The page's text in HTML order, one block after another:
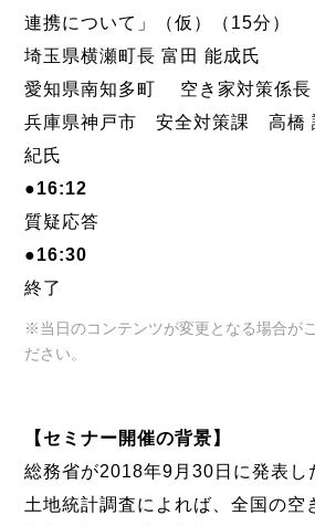
連携について」（仮）（15分）
埼玉県横瀬町長 富田 能成氏
愛知県南知多町 空き家対策係
兵庫県神戸市 安全対策課 高橋
紀氏
●16:12
質疑応答
●16:30
終了
※当日のコンテンツが変更となる場合が
ださい。
【セミナー開催の背景】
総務省が2018年9月30日に発表し
土地統計調査によれば、全国の空